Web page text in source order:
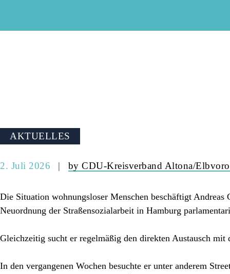
AKTUELLES
2. Juli 2026 by CDU-Kreisverband Altona/
Die Situation wohnungsloser Menschen beschäftigt
Neuordnung der Straßensozialarbeit in Hamburg
Gleichzeitig sucht er regelmäßig den direkten Austausch
In den vergangenen Wochen besuchte er unter anderem